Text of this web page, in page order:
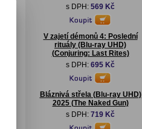
s DPH: 569 Kč
V zajetí démonů 4: Poslední
rituály (Blu-ray UHD)
(Conjuring: Last Rites)
s DPH: 695 Kč
Bláznivá střela (Blu-ray UHD)
2025 (The Naked Gun)
s DPH: 719 Kč